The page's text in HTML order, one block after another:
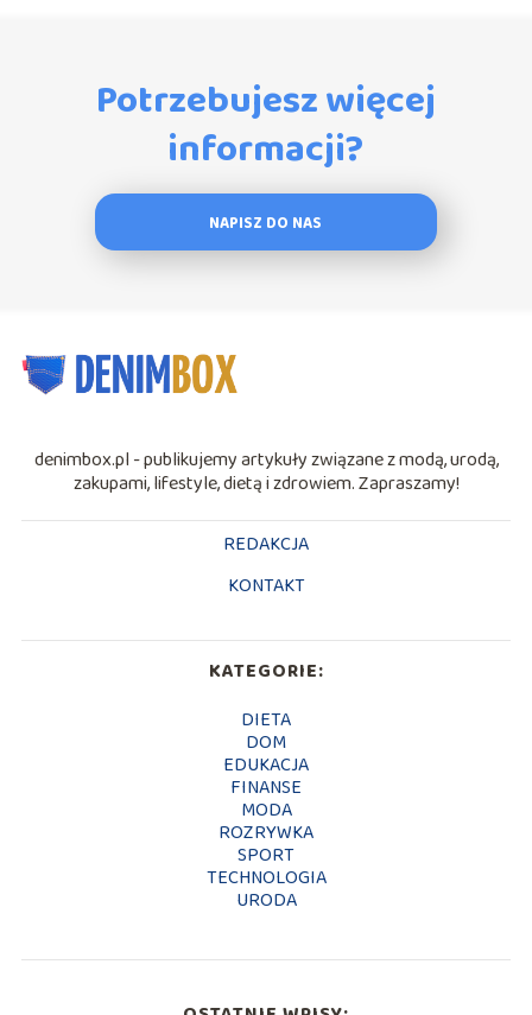
Potrzebujesz więcej
informacji?
NAPISZ DO NAS
denimbox.pl - publikujemy artykuły związane z modą, urodą,
zakupami, lifestyle, dietą i zdrowiem. Zapraszamy!
REDAKCJA
KONTAKT
KATEGORIE:
DIETA
DOM
EDUKACJA
FINANSE
MODA
ROZRYWKA
SPORT
TECHNOLOGIA
URODA